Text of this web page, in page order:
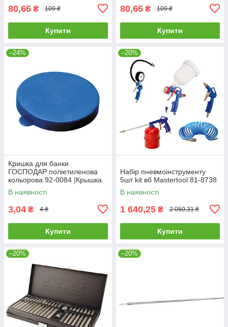
80,66 ₴ 109 ₴
Купити
80,66 ₴ 109 ₴
Купити
–24%
Кришка для банки
ГОСПОДАР поліетиленова
кольорова 92-0084 |Крышка
для банки ГОСПОДАР
полиэтиленовая цветная 92-
В наявності
3,04 ₴ 4 ₴
Купити
–20%
Набір пневмоінструменту
5шт kit вб Mastertool 81-8738
В наявності
1 640,25 ₴ 2 050,31 ₴
Купити
–20% –20%